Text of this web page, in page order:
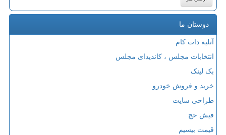
دوستان ما
آتلیه دات کام
انتخابات مجلس ، کاندیدای مجلس
بک لینک
خرید و فروش خودرو
طراحی سایت
فیش حج
قیمت بیسیم